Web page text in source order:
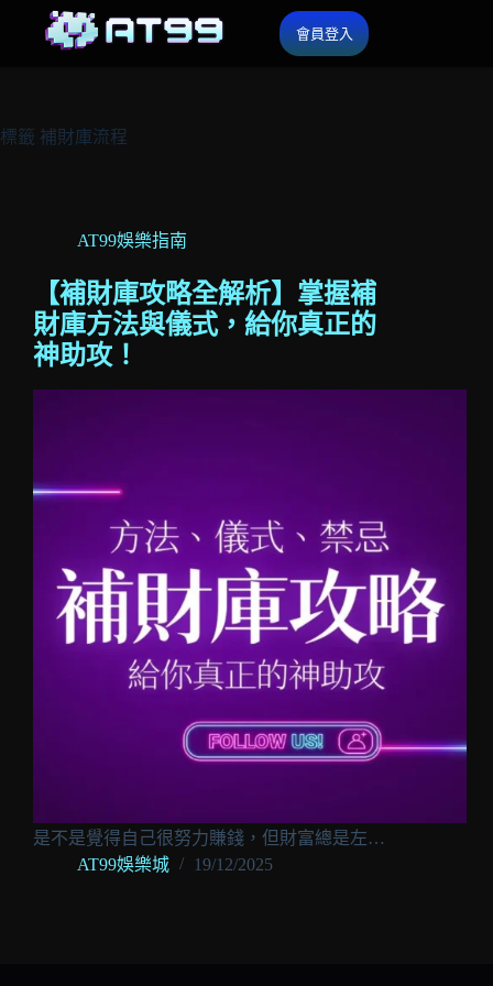
會員登入
標籤 補財庫流程
AT99娛樂指南
【補財庫攻略全解析】掌握補
財庫方法與儀式，給你真正的
神助攻！
是不是覺得自己很努力賺錢，但財富總是左…
AT99娛樂城
19/12/2025